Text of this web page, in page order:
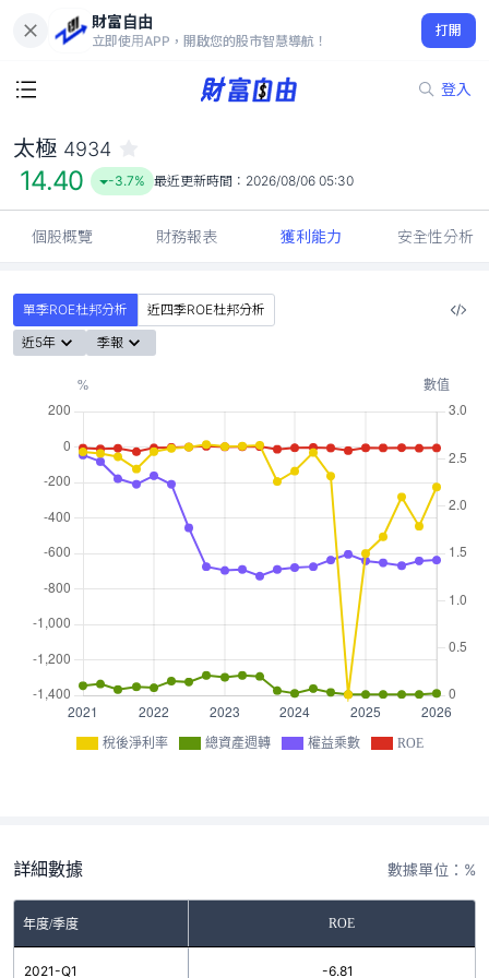
財富自由
立即使用APP，開啟您的股市智慧導航！
打開
登入
14.40
-3.7%
太極 4934
14.40 -3.7% 最近更新時間： 2026/08/06 05:30
個股概覽 財務報表 獲利能力 安全性分析
單季ROE杜邦分析
近四季ROE杜邦分析
近5年
季報
稅後淨利率 總資產週轉 權益乘數 ROE
詳細數據 數據單位：%
年度/季度 ROE
2021-Q1 -6.81